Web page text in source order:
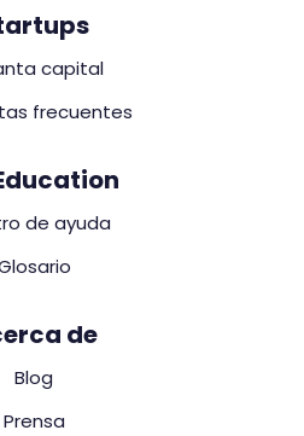
capital
frecuentes
de ayuda
de
Blog
Prensa